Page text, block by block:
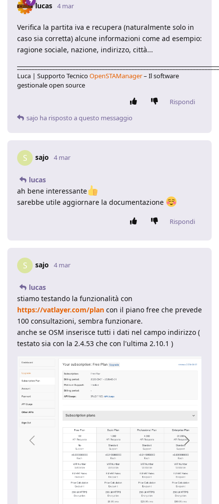
lucas 4 mar
Verifica la partita iva e recupera (naturalmente solo in
caso sia corretta) alcune informazioni come ad esempio:
ragione sociale, nazione, indirizzo, città...
Luca | Supporto TecnicoOpenSTAManager– Il software
gestionale open source
Rispondi
sajo ha risposto a questo messaggio
S sajo 4 mar
lucas
ah bene interessante
sarebbe utile aggiornare la documentazione
Rispondi
S sajo 4 mar
lucas
stiamo testando la funzionalità con
https://vatlayer.com/plan con il piano free che prevede
100 consultazioni, sembra funzionare.
anche se OSM inserisce tutti i dati nel campo indirizzo (
testato sia con la 2.4.53 che con l'ultima 2.10.1 )